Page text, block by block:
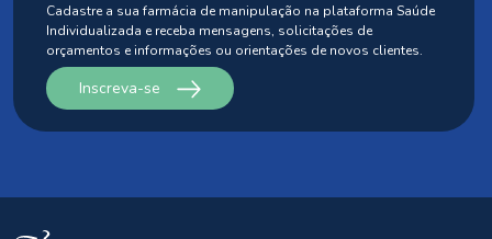
Cadastre a sua farmácia de manipulação na plataforma Saúde
Individualizada e receba mensagens, solicitações de
orçamentos e informações ou orientações de novos clientes.
Inscreva-se